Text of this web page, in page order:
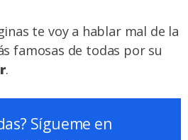
te voy a hablar mal de la
famosas de todas por su
.
Sígueme en